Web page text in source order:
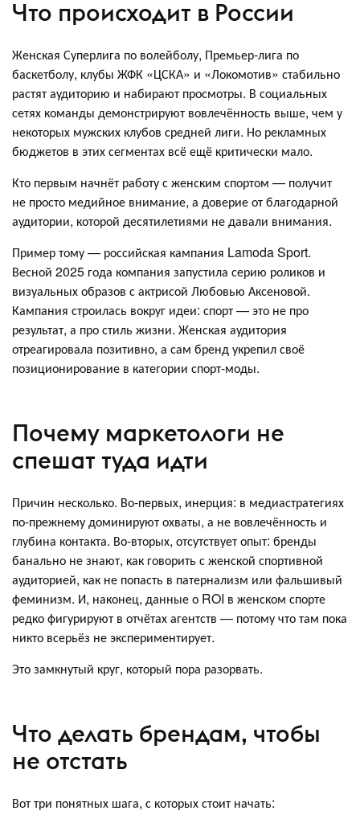
Что происходит в России
Женская Суперлига по волейболу, Премьер-лига по
баскетболу, клубы ЖФК «ЦСКА» и «Локомотив» стабильно
растят аудиторию и набирают просмотры. В социальных
сетях команды демонстрируют вовлечённость выше, чем у
некоторых мужских клубов средней лиги. Но рекламных
бюджетов в этих сегментах всё ещё критически мало.
Кто первым начнёт работу с женским спортом — получит
не просто медийное внимание, а доверие от благодарной
аудитории, которой десятилетиями не давали внимания.
Пример тому — российская кампания Lamoda Sport.
Весной 2025 года компания запустила серию роликов и
визуальных образов с актрисой Любовью Аксеновой.
Кампания строилась вокруг идеи: спорт — это не про
результат, а про стиль жизни. Женская аудитория
отреагировала позитивно, а сам бренд укрепил своё
позиционирование в категории спорт-моды.
Почему маркетологи не
спешат туда идти
Причин несколько. Во-первых, инерция: в медиастратегиях
по-прежнему доминируют охваты, а не вовлечённость и
глубина контакта. Во-вторых, отсутствует опыт: бренды
банально не знают, как говорить с женской спортивной
аудиторией, как не попасть в патернализм или фальшивый
феминизм. И, наконец, данные о ROI в женском спорте
редко фигурируют в отчётах агентств — потому что там пока
никто всерьёз не экспериментирует.
Это замкнутый круг, который пора разорвать.
Что делать брендам, чтобы
не отстать
Вот три понятных шага, с которых стоит начать: